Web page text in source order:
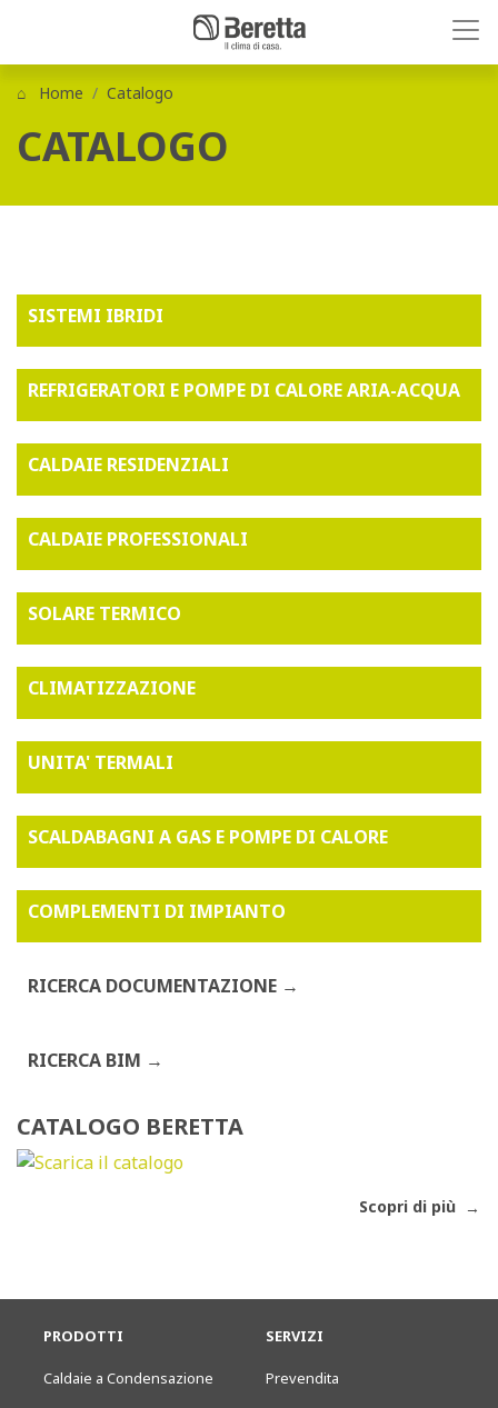
Home Catalogo
CATALOGO
SISTEMI IBRIDI
REFRIGERATORI E POMPE DI CALORE ARIA-ACQUA
CALDAIE RESIDENZIALI
CALDAIE PROFESSIONALI
SOLARE TERMICO
CLIMATIZZAZIONE
UNITA' TERMALI
SCALDABAGNI A GAS E POMPE DI CALORE
COMPLEMENTI DI IMPIANTO
RICERCA DOCUMENTAZIONE
RICERCA BIM
CATALOGO BERETTA
Scopri di più
PRODOTTI
Caldaie a Condensazione
SERVIZI
Prevendita